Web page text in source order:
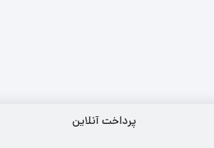
پرداخت آنلاین